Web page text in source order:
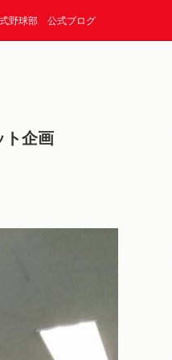
式野球部 公式ブログ
ト企画